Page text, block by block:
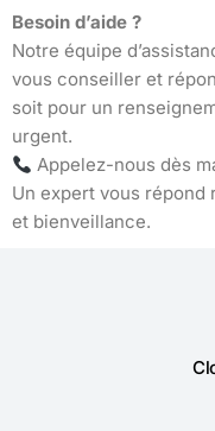
Besoin d’aide ?
Notre équipe
vous conseiller et
soit pour un
urgent.
Appelez-nous dès
Un expert vous répond
et bienveillance.